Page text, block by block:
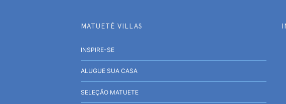
MATUETÉ VILLAS
INSPIRE-SE
ALUGUE SUA CASA
SELEÇÃO MATUETE